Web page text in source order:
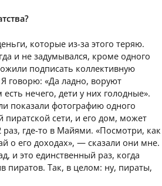
которые из-за этого теряю.
и не задумывался, кроме одного
подписать коллективную
говорю: «Да ладно, воруют
нечего, дети у них голодные».
показали фотографию одного
пиратской сети, и его дом, может
где-то в Майями. «Посмотри, как
о его доходах», — сказали они мне.
и это единственный раз, когда
пиратов. Так, в целом: ну, пираты,